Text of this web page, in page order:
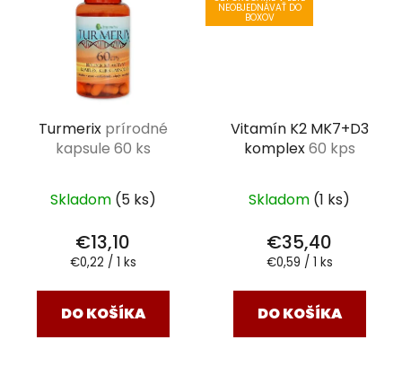
Turmerix prírodné
kapsule 60 ks
Skladom (5 ks)
€13,10
Jednotková
€0,22 / 1 ks
DO KOŠÍKA
NEOBJEDNÁVAŤ DO
BOXOV
Vitamín K2 MK7+D3
komplex60 kps
Skladom (1 ks)
€35,40
Jednotková
€0,59 / 1 ks
DO KOŠÍKA